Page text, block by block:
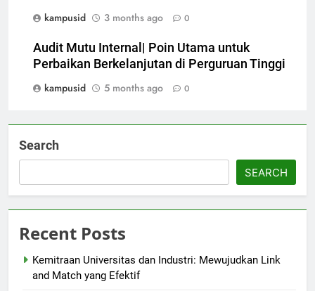
kampusid
3 months ago 0
Audit Mutu Internal| Poin Utama untuk
Perbaikan Berkelanjutan di Perguruan Tinggi
kampusid
5 months ago 0
Search
SEARCH
Recent Posts
Kemitraan Universitas dan Industri: Mewujudkan Link
and Match yang Efektif